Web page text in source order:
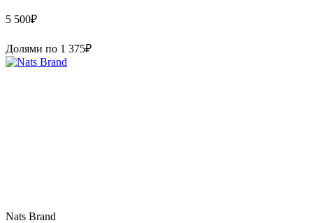
5 500₽
Долями по 1 375₽
Nats Brand